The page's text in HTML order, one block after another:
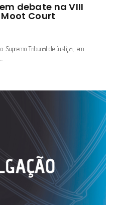
debate na VIII
Court
Supremo Tribunal de Justiça, em